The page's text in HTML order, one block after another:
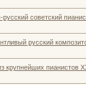
советский
русский
крупнейших пианистов